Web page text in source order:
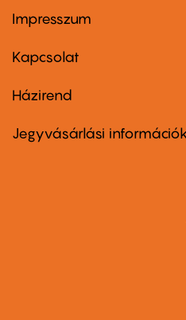
Footer
first
Impresszum
Kapcsolat
Footer
second
Házirend
Jegyvásárlási